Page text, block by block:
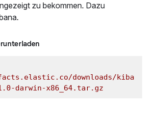
zu bekommen. Dazu
downloads/kiba
darwin-x86_64.tar.gz